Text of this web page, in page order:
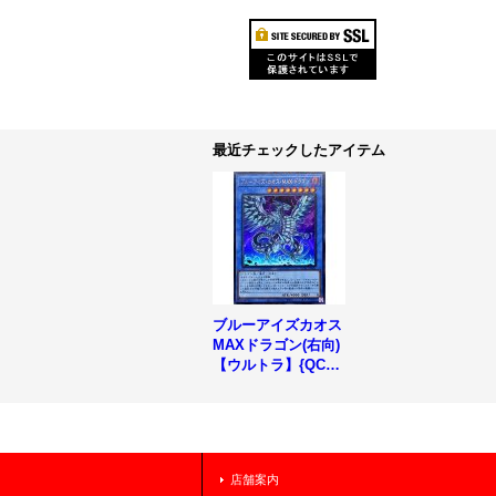
最近チェックしたアイテム
ブルーアイズカオス
MAXドラゴン(右向)
【ウルトラ】{QCAC
店舗案内